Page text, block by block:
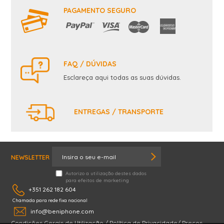
PAGAMENTO SEGURO
FAQ / DÚVIDAS
Esclareça aqui todas as suas dúvidas.
ENTREGAS / TRANSPORTE
NEWSLETTER
Autorizo a utilização destes dados
para efeitos de marketing
+351 262 182 604
Chamada para rede fixa nacional
info@beniphone.com